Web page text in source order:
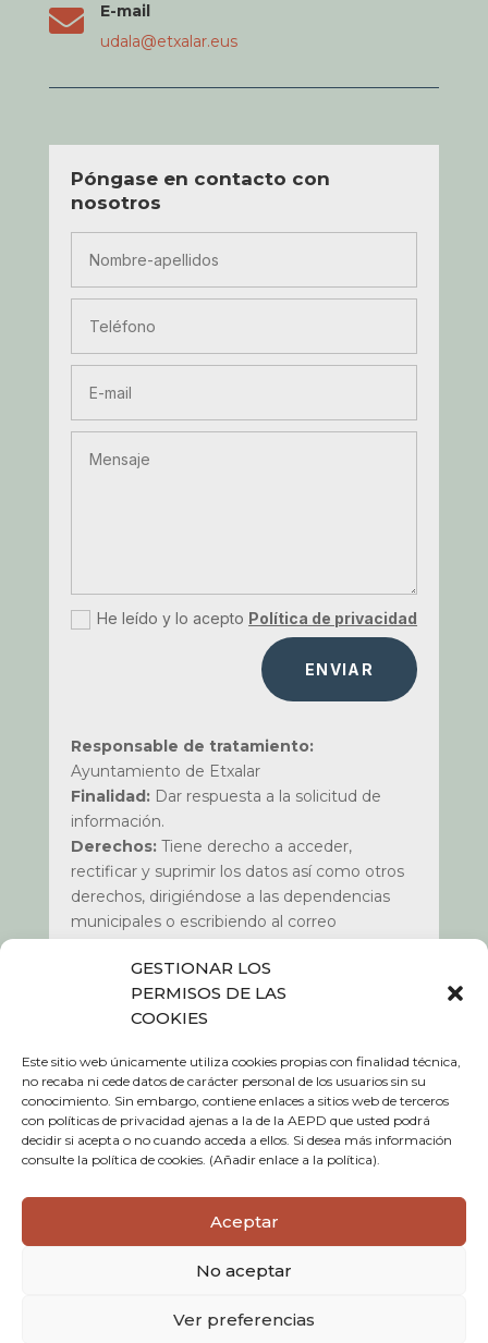
GESTIONAR LOS
PERMISOS DE LAS
COOKIES
Este sitio web únicamente utiliza cookies propias con finalidad técnica,
no recaba ni cede datos de carácter personal de los usuarios sin su
conocimiento. Sin embargo, contiene enlaces a sitios web de terceros
con políticas de privacidad ajenas a la de la AEPD que usted podrá
decidir si acepta o no cuando acceda a ellos. Si desea más información
consulte la política de cookies. (Añadir enlace a la política).
Aceptar
No aceptar
Ver preferencias

E-mail
udala@etxalar.eus
Póngase en contacto con
nosotros
He leído y lo acepto Política de privacidad
ENVIAR
Responsable de tratamiento:
Ayuntamiento de Etxalar
Finalidad:Dar respuesta a la solicitud de
información.
Derechos:Tiene derecho a acceder,
rectificar y suprimir los datos así como otros
derechos, dirigiéndose a las dependencias
municipales o escribiendo al correo
Más información:Política de Privacidad de
nuestra web www.etxalar.eus apartado de
política de privacidad
Política de Cookies
Aviso legal